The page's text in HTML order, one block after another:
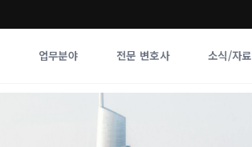
업무분야 전문 변호사 소식/자료